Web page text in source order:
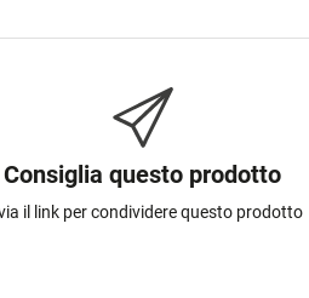
Consiglia questo prodotto
il link per condividere questo prodotto